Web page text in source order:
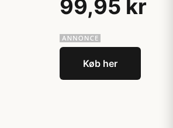
99,95 kr
Køb her